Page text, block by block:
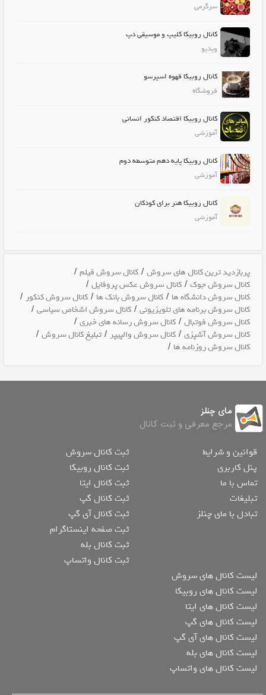
سرگرمی
کانال روبیکا کلیپ و موسیقی دپ
ویدیو
کانال روبیکا قهوه اسپرسو
فروشگاه
کانال روبیکا اقتصاد کنکور انسانی
آموزشی
کانال روبیکا پایه دهم متوسطه دوم
آموزشی
کانال روبیکا هنر برای کودکان
آموزشی
پربازدید ترین کانال های سروش /کانال سروش فیلم /
کانال سروش جوک /کانال سروش عکس پروفایل /
کانال سروش دانشگاه ها /کانال سروش بانک ها /کانال سروش کنکور /
کانال سروش برنامه های تلویزیونی /کانال سروش اشخاص سیاسی /
کانال سروش فوتبال /کانال سروش رسانه های خبری /
کانال سروش آشپزی /کانال سروش والپیپر /تبلیغ کانال سروش /
کانال سروش روزنامه ها /
مای چنلز
مرجع معرفی و ثبت کانال
قوانین و شرایط
پنل کاربری
تماس با ما
تبلیغات
تبادل با مای چنلز
ثبت کانال سروش
ثبت کانال روبیکا
ثبت کانال ایتا
ثبت کانال گپ
ثبت کانال آی گپ
ثبت صفحه اینستاگرام
ثبت کانال بله
ثبت کانال واتساپ
لیست کانال های سروش
لیست کانال های روبیکا
لیست کانال های ایتا
لیست کانال های گپ
لیست کانال های آی گپ
لیست کانال های بله
لیست کانال های واتساپ